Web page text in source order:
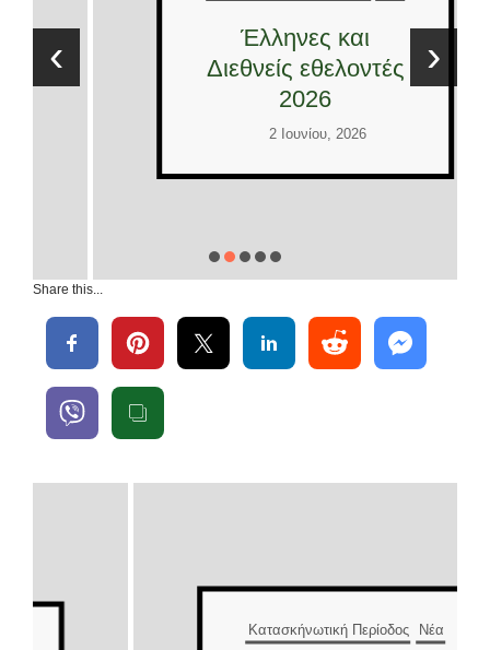
Έλληνες και
Διεθνείς εθελοντές
2 Ιουνίου, 2026
‹ ›
Share this...
Κατασκήνωτική Περίοδος Νέα